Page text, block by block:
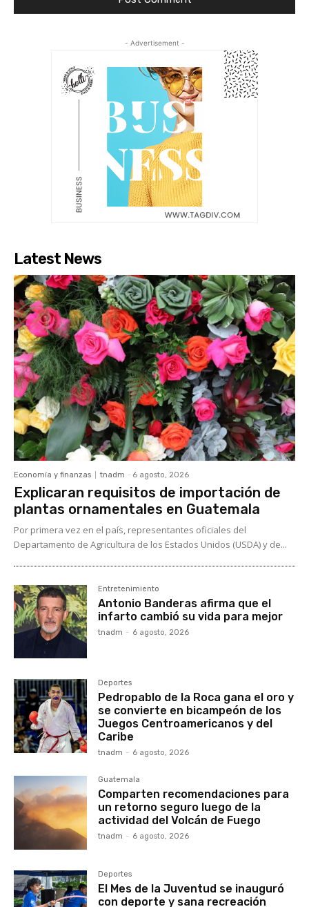
- Advertisement -
Latest News
Economía y finanzas tnadm - 6 agosto, 2026
Explicaran requisitos de importación de
plantas ornamentales en Guatemala
Por primera vez en el país, representantes oficiales del
Departamento de Agricultura de los Estados Unidos (USDA) y de...
Entretenimiento
Antonio Banderas afirma que el
infarto cambió su vida para mejor
tnadm - 6 agosto, 2026
Deportes
Pedropablo de la Roca gana el oro y
se convierte en bicampeón de los
Juegos Centroamericanos y del
Caribe
tnadm - 6 agosto, 2026
Guatemala
Comparten recomendaciones para
un retorno seguro luego de la
actividad del Volcán de Fuego
tnadm - 6 agosto, 2026
Deportes
El Mes de la Juventud se inauguró
con deporte y sana recreación